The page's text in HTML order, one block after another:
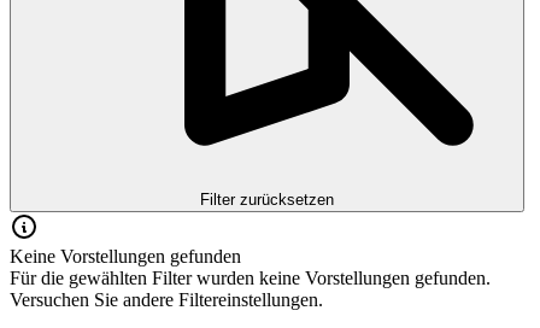
Filter zurücksetzen
Keine Vorstellungen gefunden
Für die gewählten Filter wurden keine Vorstellungen gefunden.
Versuchen Sie andere Filtereinstellungen.